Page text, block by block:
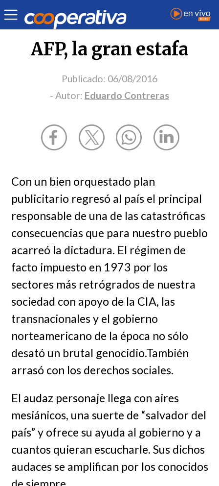
Opinión | Derechos humanos | Eduardo Contreras
AFP, la gran estafa
Publicado: 06/08/2016
- Autor: Eduardo Contreras
Con un bien orquestado plan
publicitario regresó al país el principal
responsable de una de las catastróficas
consecuencias que para nuestro pueblo
acarreó la dictadura. El régimen de
facto impuesto en 1973 por los
sectores más retrógrados de nuestra
sociedad con apoyo de la CIA, las
transnacionales y el gobierno
norteamericano de la época no sólo
desató un brutal genocidio.También
arrasó con los derechos sociales.
El audaz personaje llega con aires
mesiánicos, una suerte de “salvador del
país” y ofrece su ayuda al gobierno y a
cuantos quieran escucharle. Sus dichos
audaces se amplifican por los conocidos